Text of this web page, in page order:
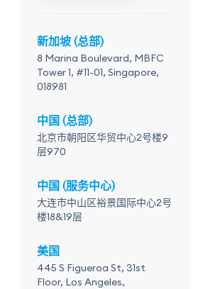
新加坡 (总部)
8 Marina Boulevard, MBFC
Tower 1, #11-01, Singapore,
018981
中国 (总部)
北京市朝阳区华贸中心2号楼9
层970
中国 (服务中心)
大连市中山区裕景国际中心2号
楼18&19层
美国
445 S Figueroa St, 31st
Floor, Los Angeles,